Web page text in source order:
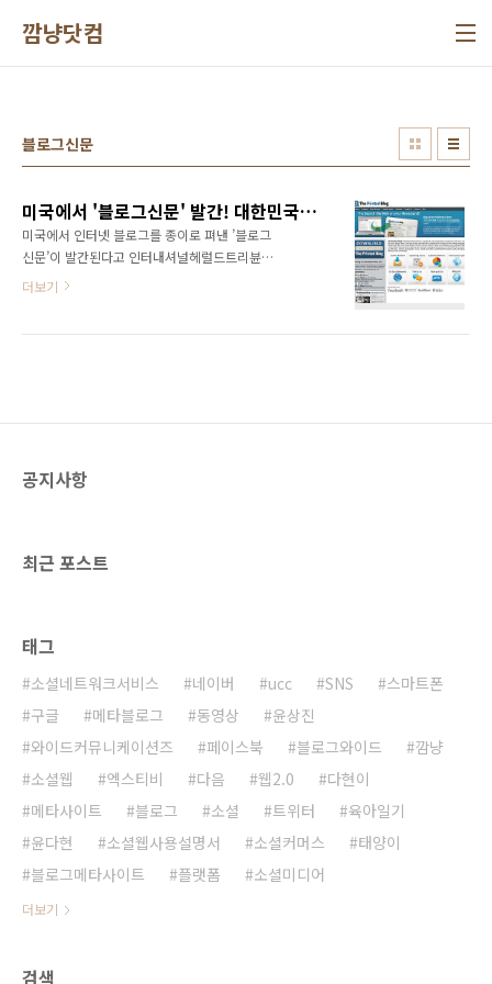
깜냥닷컴
블로그신문
미국에서 '블로그신문' 발간! 대한민국에서도 가능할까?
미국에서 인터넷 블로그를 종이로 펴낸 ’블로그
신문’이 발간된다고 인터내셔널헤럴드트리뷴
(IHT)이 1월 22일 소개했다. 시카고 소재 ’프린
http://news.chosun.com/site/data/html_dir/2009/01/22/
더보기
공지사항
최근 포스트
태그
소셜네트워크서비스 네이버 ucc SNS
스마트폰
구글
메타블로그 동영상
윤상진
와이드커뮤니케이션즈
페이스북 블로그와이드
깜냥
소셜웹
엑스티비 다음 웹2.0
다현이
메타사이트
블로그 소셜 트위터
육아일기
윤다현
소셜웹사용설명서 소셜커머스
태양이
블로그메타사이트
플랫폼 소셜미디어
더보기
검색